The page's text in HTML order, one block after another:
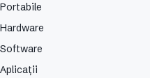
Portabile
Hardware
Software
Aplicații